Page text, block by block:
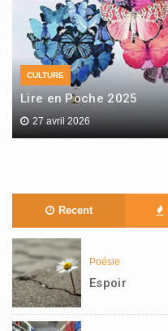
CULTURE
Lire en Poche 2025
27 avril 2026
Recent
Poésie
Espoir